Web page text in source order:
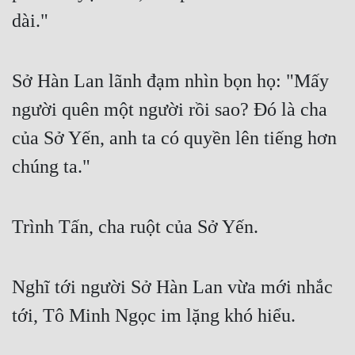
dài."
Sở Hàn Lan lãnh đạm nhìn bọn họ: "Mấy
người quên một người rồi sao? Đó là cha
của Sở Yến, anh ta có quyền lên tiếng hơn
chúng ta."
Trình Tấn, cha ruột của Sở Yến.
Nghĩ tới người Sở Hàn Lan vừa mới nhắc
tới, Tô Minh Ngọc im lặng khó hiểu.